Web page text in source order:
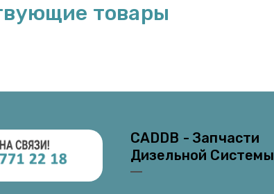
товары
CADDB - Запчасти
Дизельной Системы